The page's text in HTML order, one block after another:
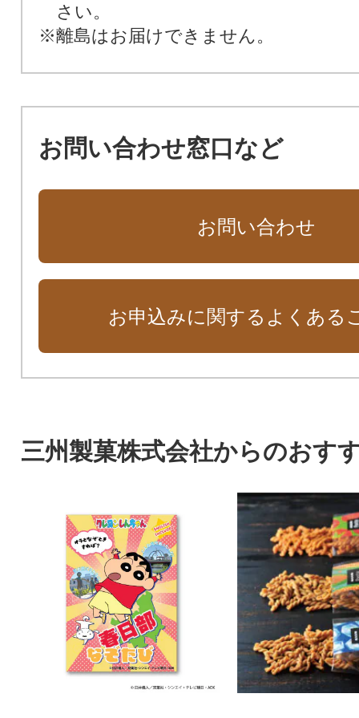
さい。
※離島はお届けできません。
お問い合わせ窓口など
お問い合わせ
お申込みに関するよくある
三州製菓株式会社からのおす